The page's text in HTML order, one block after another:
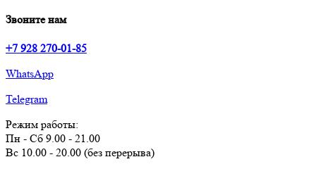
Звоните нам
+7 928 270-01-85
WhatsApp
Telegram
Режим работы:
Пн - Сб 9.00 - 21.00
Вс 10.00 - 20.00 (без перерыва)